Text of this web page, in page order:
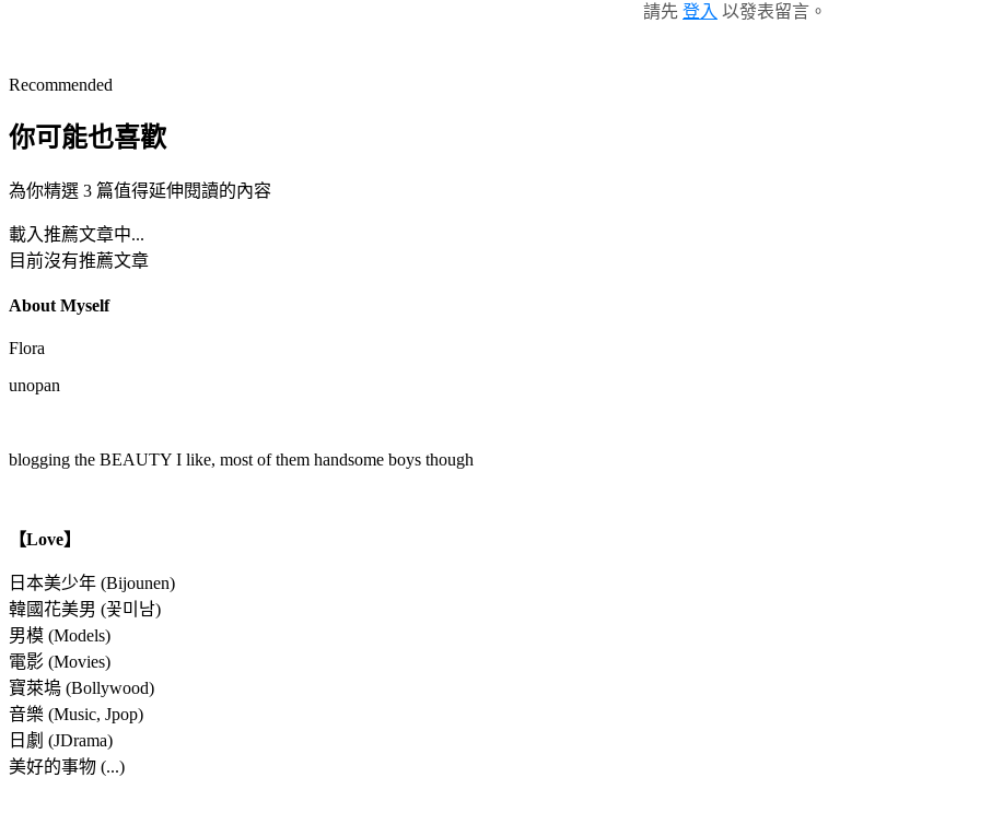
請先 登入 以發表留言。
Recommended
你可能也喜歡
為你精選 3 篇值得延伸閱讀的內容
載入推薦文章中...
目前沒有推薦文章
About Myself
Flora
unopan
blogging the BEAUTY I like, most of them handsome boys though
【Love】
日本美少年 (Bijounen)
韓國花美男 (꽃미남)
男模 (Models)
電影 (Movies)
寶萊塢 (Bollywood)
音樂 (Music, Jpop)
日劇 (JDrama)
美好的事物 (...)